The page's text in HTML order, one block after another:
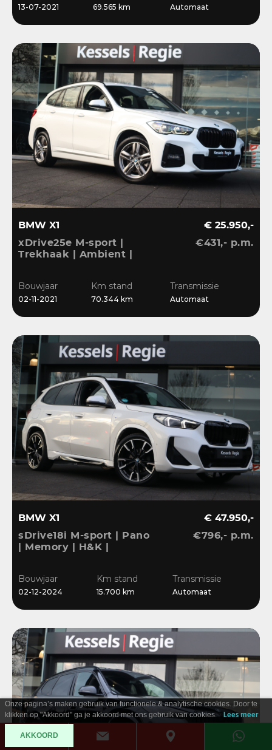
13-07-2021 69.565 km Automaat
BMW X1
xDrive25e M-sport |
Trekhaak | Ambient |
€ 25.950,-
€431,- p.m.
Bouwjaar
02-11-2021
Km stand
70.344 km
Transmissie
Automaat
BMW X1
sDrive18i M-sport | Pano
| Memory | H&K |
€ 47.950,-
€796,- p.m.
Bouwjaar
02-12-2024
Km stand
15.700 km
Transmissie
Automaat
Onze pagina’s maken gebruik van functionele & analytische cookies. Door te
klikken op "Akkoord" ga je akkoord met ons gebruik van cookies.
Lees meer
AKKOORD